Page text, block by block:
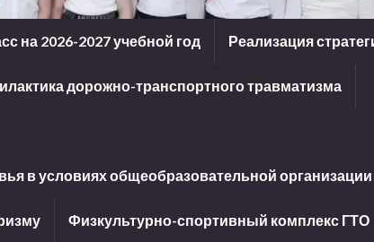
на 2026-2027 учебной год Реализация
дорожно-транспортного травматизма
в условиях общеобразовательной организации
Физкультурно-спортивный комплекс ГТО